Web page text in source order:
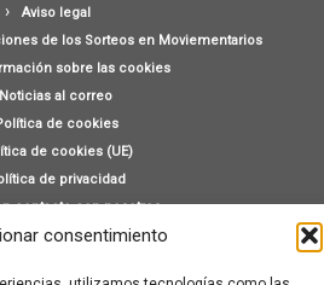
consentimiento
Aviso legal
de los Sorteos en Moviementarios
sobre las cookies
Noticias al correo
de cookies
de cookies (UE)
de privacidad
contacto con nosotros